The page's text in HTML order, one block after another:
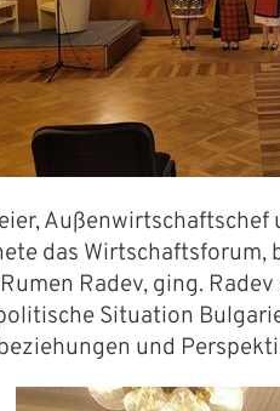
das Wirtschaftsforum,
Radev, ging.
Situation
und